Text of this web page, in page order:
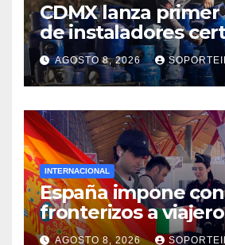
CDMX lanza
de instaladores
de gas y
explosión en
AGOSTO 8, 2026
INTERNACIONAL
España impone
fronterizos a
en respuesta a
AGOSTO 8, 2026